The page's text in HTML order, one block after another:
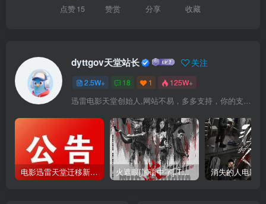
点赞15 赞赏 分享 收藏
dyttgov天堂站长 关注
2.5W+ 18 1 125W+
迅雷电影天堂创始人,网站不易，多多支持，你的支持，是我前进的动力！
电影迅雷天堂迁移新服务器,正常更新，维护完毕! 火遮眼[国语中字].The.Furious.2026.1080p+2160p高清下载